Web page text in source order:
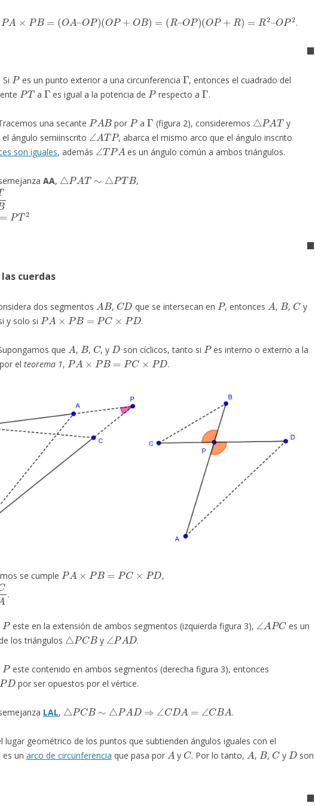
PA× B=(O –O P) OP+ O B )= –OP P+ )=R2–OP
.
◼
Si
P
es un punto exterior a una circunferencia
Γ
, entonces el cuadrado del
PT
a
Γ
es igual a la potencia de
P
respecto a
Γ
.
una secante
PA B
por
P
a
Γ
(figura 2), consideremos
△ PA T
y
ángulo semiinscrito
∠ATP
, abarca el mismo arco que el ángulo inscrito
son iguales, además
∠TPA
es un ángulo común a ambos triángulos.
AA,
△ PA T∼ T B
,
◼
cuerdas
dos segmentos
A B
,
CD
que se intersecan en
P
, entonces
A
,
B
,
C
y
y solo si
PA×PB=PC× PD
.
que
A
,
B
,
C
, y
D
son cíclicos, tanto si
P
es interno o externo a la
el teorema 1,
PA×P B=PC× PD
.
se cumple
PA × B=P PD
,
.
P
este en la extensión de ambos segmentos (izquierda figura 3),
∠ A PC
es un
los triángulos
△PCB
y
∠PAD
.
P
este contenido en ambos segmentos (derecha figura 3), entonces
por ser opuestos por el vértice.
LAL,
△ PC B∼ A D C DA = BA
.
lugar geométrico de los puntos que subtienden ángulos iguales con el
es un arco de circunferencia que pasa por
A
y
C
. Por lo tanto,
A
,
B
,
C
y
D
son
◼